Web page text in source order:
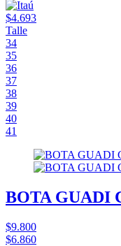
$4.693
Talle
34
35
36
37
38
39
40
41
BOTA GUADI
$9.800
$6.860